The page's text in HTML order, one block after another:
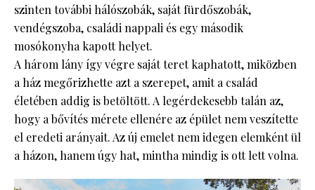
szinten további hálószobák, saját fürdőszobák,
vendégszoba, családi nappali és egy második
mosókonyha kapott helyet.
A három lány így végre saját teret kaphatott, miközben
a ház megőrizhette azt a szerepet, amit a család
életében addig is betöltött. A legérdekesebb talán az,
hogy a bővítés mérete ellenére az épület nem veszítette
el eredeti arányait. Az új emelet nem idegen elemként ül
a házon, hanem úgy hat, mintha mindig is ott lett volna.